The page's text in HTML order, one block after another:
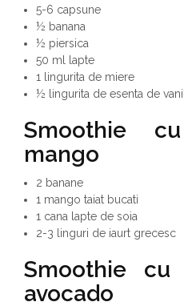
5-6 capsune
½ banana
½ piersica
50 ml lapte
1 lingurita de miere
½ lingurita de esenta de
Smoothie cu
mango
2 banane
1 mango taiat bucati
1 cana lapte de soia
2-3 linguri de iaurt grecesc
Smoothie
avocado